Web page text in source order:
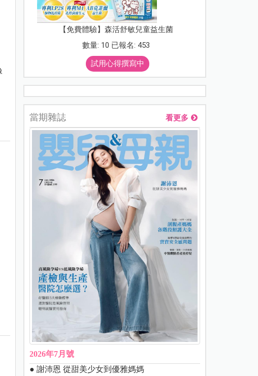
【免費體驗】森活舒敏兒童益生菌
數量: 10 已報名: 453
試用心得撰寫中
當期雜誌 看更多
2026年7月號
● 謝沛恩 從甜美少女到優雅媽媽